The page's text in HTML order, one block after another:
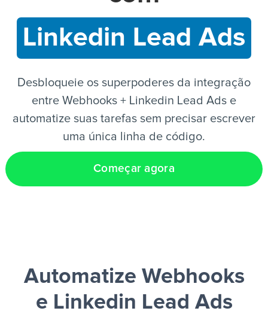
Linkedin Lead Ads
Desbloqueie os superpoderes da integração
entre Webhooks + Linkedin Lead Ads e
automatize suas tarefas sem precisar escrever
uma única linha de código.
Começar agora
Automatize Webhooks
e Linkedin Lead Ads